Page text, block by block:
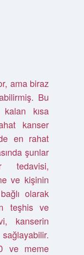
ama biraz
Bu
kalan kısa
kanser
en rahat
şunlar
tedavisi,
ve kişinin
olarak
teşhis ve
kanserin
ve meme